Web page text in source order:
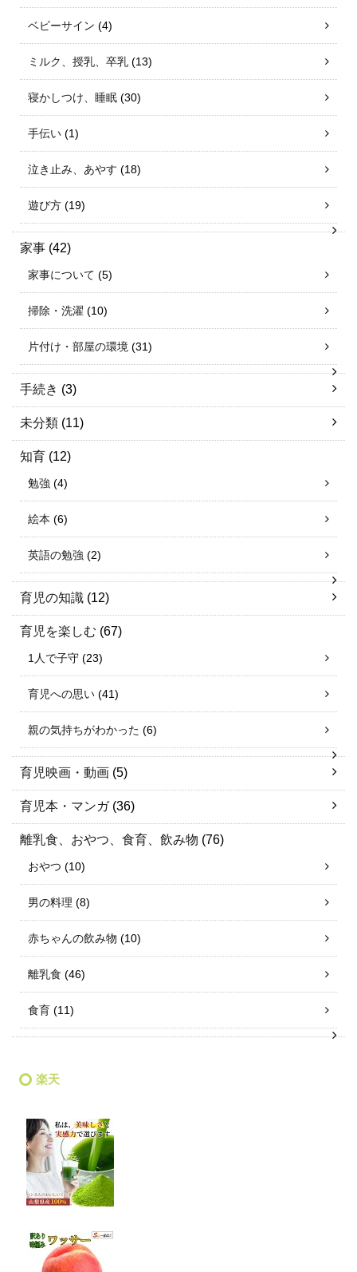
ベビーサイン (4)
ミルク、授乳、卒乳 (13)
寝かしつけ、睡眠 (30)
手伝い (1)
泣き止み、あやす (18)
遊び方 (19)
家事 (42)
家事について (5)
掃除・洗濯 (10)
片付け・部屋の環境 (31)
手続き (3)
未分類 (11)
知育 (12)
勉強 (4)
絵本 (6)
英語の勉強 (2)
育児の知識 (12)
育児を楽しむ (67)
1人で子守 (23)
育児への思い (41)
親の気持ちがわかった (6)
育児映画・動画 (5)
育児本・マンガ(36)
離乳食、おやつ、食育、飲み物 (76)
おやつ (10)
男の料理 (8)
赤ちゃんの飲み物 (10)
離乳食 (46)
食育 (11)
楽天